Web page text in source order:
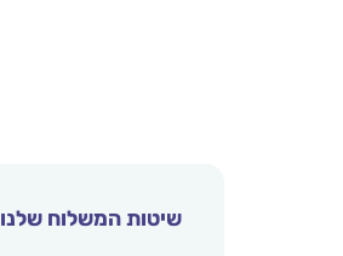
שיטות המשלוח שלנו